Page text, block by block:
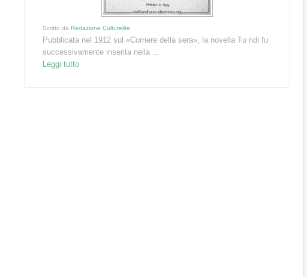
Scritto daRedazione Culturelite
Pubblicata nel 1912 sul «Corriere della sera», la novella Tu ridi fu
successivamente inserita nella ...
Leggi tutto